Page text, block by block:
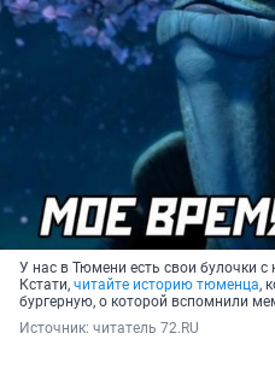
У нас в Тюмени есть свои булочки с
Кстати, читайте историю тюменца,
бургерную, о которой вспомнили
Источник: читатель 72.RU